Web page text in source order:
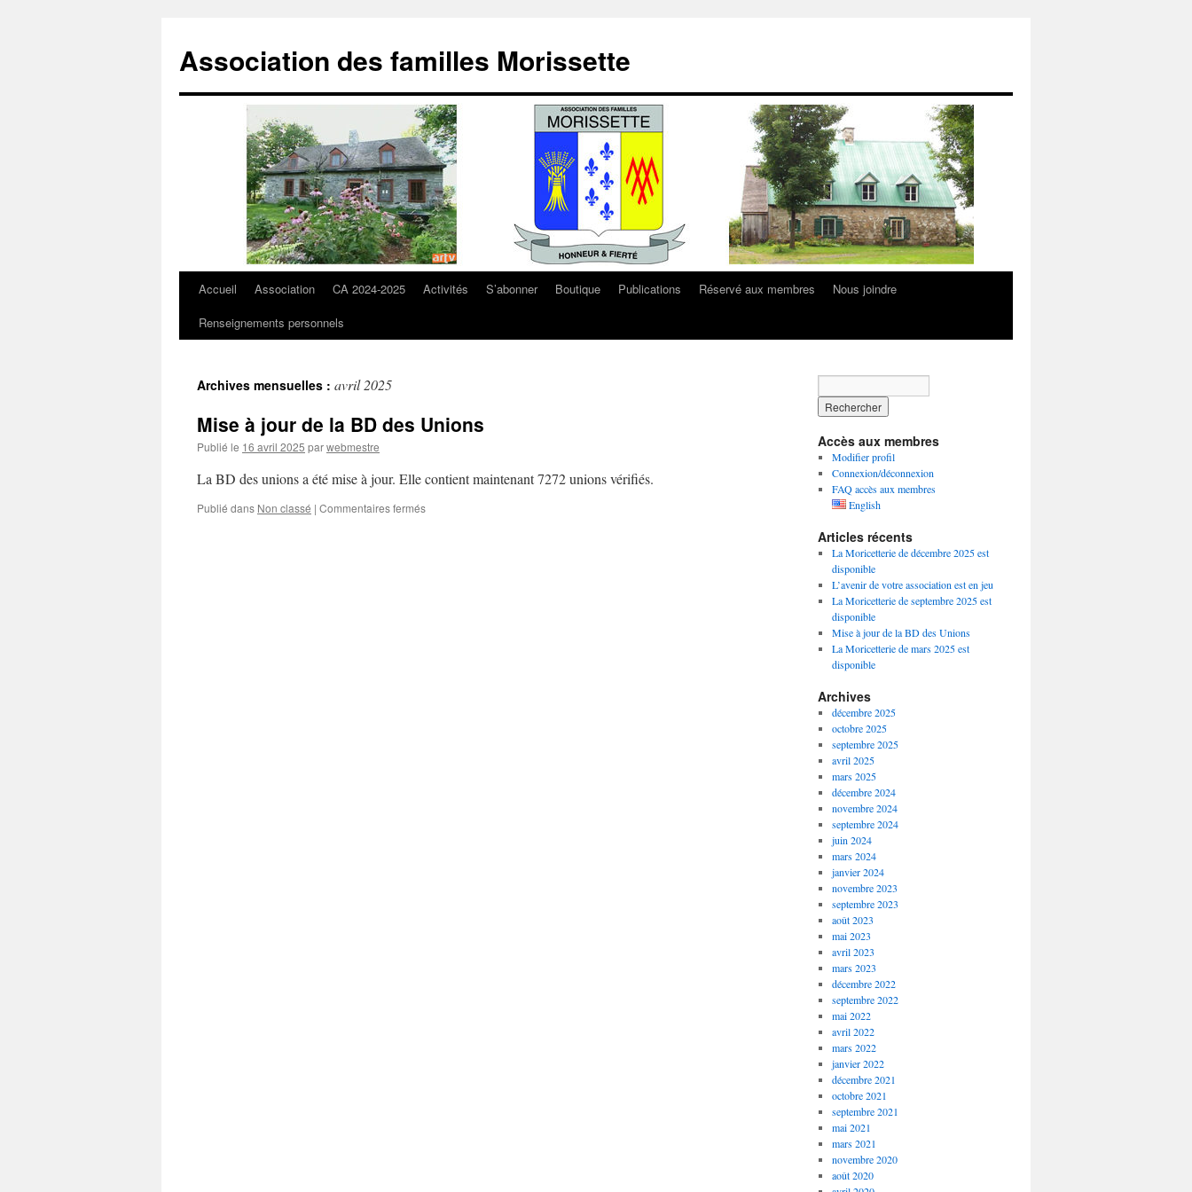
contenu
Association des familles Morissette
Accueil Association CA 2024-2025 Activités S’abonner Boutique Publications Réservé aux membres
Nous joindre
Renseignements personnels
Archives mensuelles : avril 2025
Mise à jour de la BD des Unions
Publié le 16 avril 2025 parwebmestre
La BD des unions a été mise à jour. Elle contient maintenant 7272 unions vérifiés.
Publié dans Non classé | Commentaires ferméssur
Accès aux membres
Modifier profil
Connexion/déconnexion
FAQ accès aux membres
English
Articles récents
La Moricetterie de décembre 2025 est
disponible
L’avenir de votre association est en jeu
La Moricetterie de septembre 2025 est
disponible
Mise à jour de la BD des Unions
La Moricetterie de mars 2025 est
disponible
Archives
décembre 2025
octobre 2025
septembre 2025
avril 2025
mars 2025
décembre 2024
novembre 2024
septembre 2024
juin 2024
mars 2024
janvier 2024
novembre 2023
septembre 2023
août 2023
mai 2023
avril 2023
mars 2023
décembre 2022
septembre 2022
mai 2022
avril 2022
mars 2022
janvier 2022
décembre 2021
octobre 2021
septembre 2021
mai 2021
mars 2021
novembre 2020
août 2020